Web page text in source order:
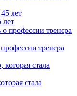
лет
тренера
стала